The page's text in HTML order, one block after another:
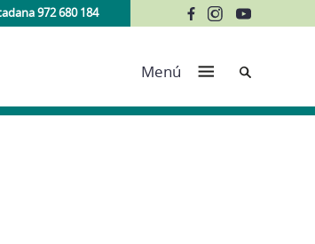
972 680 184
Menú Cerca